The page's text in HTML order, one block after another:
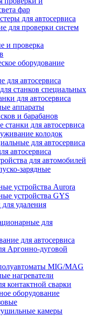
фар
для автосервиса
для проверки систем
и проверка
оборудование
для автосервиса
станков специальных
для автосервиса
аппараты
и барабанов
для автосервиса
колодок
для автосервиса
автосервиса
для автомобилей
зарядные
устройства Aurora
устройства GYS
удаления
для
для автосервиса
Аргонно-дуговой
MIG/MAG
нагреватели
контактной сварки
оборудование
камеры